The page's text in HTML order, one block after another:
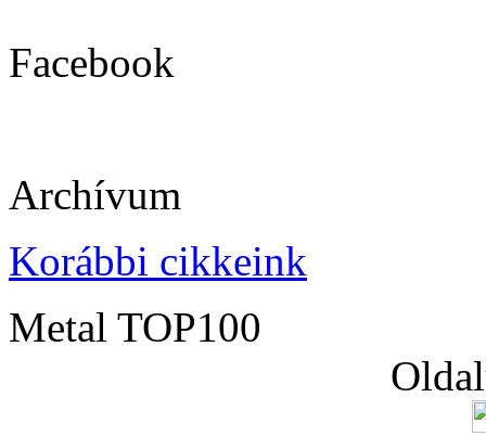
Facebook
Archívum
Korábbi cikkeink
Metal TOP100